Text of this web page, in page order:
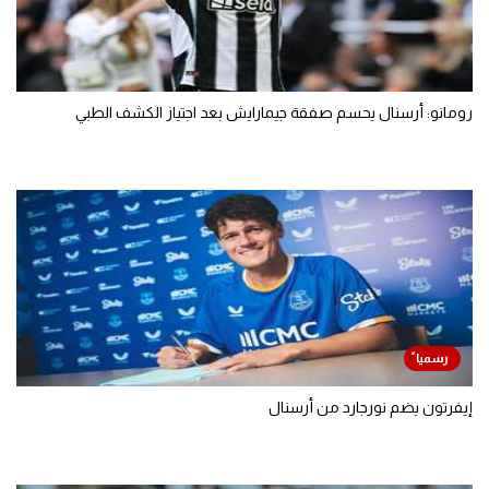
رومانو: أرسنال يحسم صفقة جيمارايش بعد اجتياز الكشف الطبي
إيفرتون يضم نورجارد من أرسنال